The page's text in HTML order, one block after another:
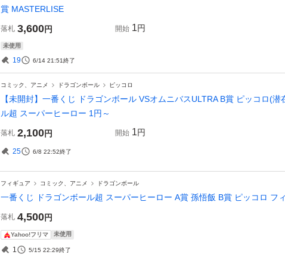
賞 MASTERLISE
落札 3,600円 開始 1円
未使用
19 6/14 21:51終了
コミック、アニメ ドラゴンボール ピッコロ
【未開封】一番くじ ドラゴンボール VSオムニバスULTRA B賞 ピッコロ(
ル超 スーパーヒーロー 1円～
落札 2,100円 開始 1円
25 6/8 22:52終了
フィギュア コミック、アニメ ドラゴンボール
一番くじ ドラゴンボール超 スーパーヒーロー A賞 孫悟飯 B賞 ピッコロ フ
落札 4,500円
Yahoo!フリマ 未使用
1 5/15 22:29終了